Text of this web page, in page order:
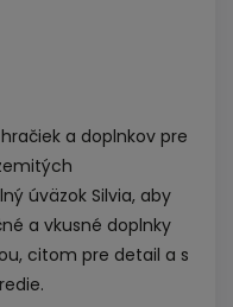
a doplnkov pre
úväzok Silvia, aby
a vkusné doplnky
citom pre detail a s